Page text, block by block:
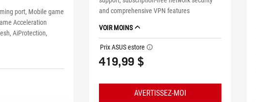
port, Mobile game
Acceleration
AiProtection,
and comprehensive VPN features
VOIR MOINS
Prix ASUS estore tooltip
419,99 $
AVERTISSEZ-MOI